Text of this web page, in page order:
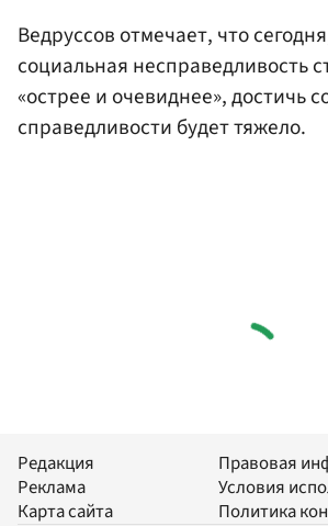
Ведруссов отмечает, что
социальная несправедливость
«острее и очевиднее», достичь
справедливости будет тяжело.
Редакция
Реклама
Карта сайта
Правовая
Условия
Политика